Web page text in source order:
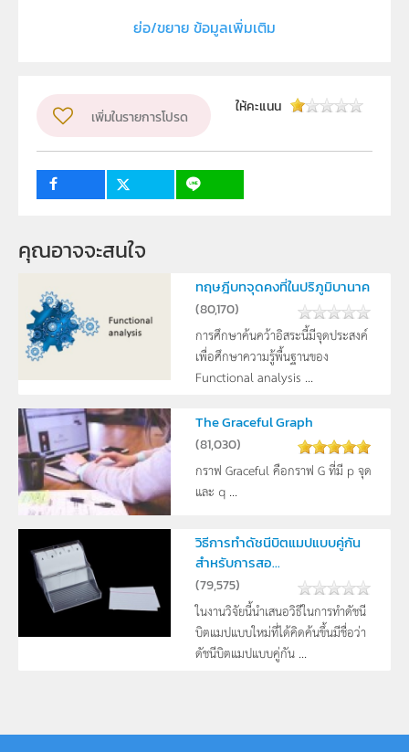
โปรแกรมวิชาเคมี คณะวิทยาศาสตร์เทคโนโลยีและการเกษตร
อัสมาอ์ ปูเต๊ะ
ระดับชั้น
ครู, นักเรียน
ย่อ/ขยาย ข้อมูลเพิ่มเติม
เพิ่มในรายการโปรด
ให้คะแนน
คุณอาจจะสนใจ
ทฤษฎีบทจุดคงที่ในปริภูมิบานาค
(80,170)
การศึกษาค้นคว้าอิสระนี้มีจุดประสงค์
เพื่อศึกษาความรู้พื้นฐานของ
Functional analysis ...
The Graceful Graph
(81,030)
กราฟ Graceful คือกราฟ G ที่มี p จุด
และ q ...
วิธีการทำดัชนีบิตแมปแบบคู่กัน
สำหรับการสอ...
(79,575)
ในงานวิจัยนี้นำเสนอวิธีในการทำดัชนี
บิตแมปแบบใหม่ที่ได้คิดค้นขึ้นมีชื่อว่า
ดัชนีบิตแมปแบบคู่กัน ...